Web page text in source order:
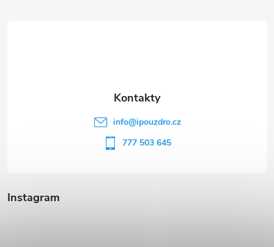
Instagram
info@ipouzdro.cz
777 503 645